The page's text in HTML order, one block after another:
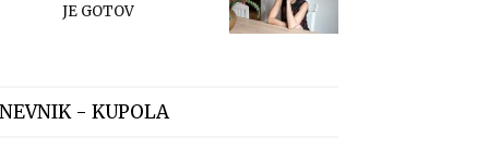
JE GOTOV
- KUPOLA